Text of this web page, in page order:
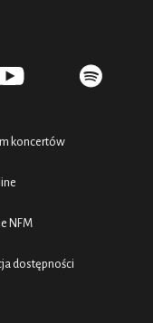
koncertów
NFM
dostępności